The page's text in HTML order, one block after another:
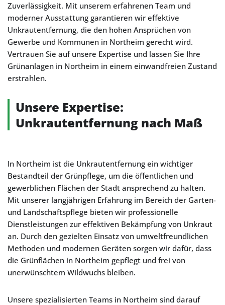
Zuverlässigkeit. Mit unserem erfahrenen Team und
moderner Ausstattung garantieren wir effektive
Unkrautentfernung, die den hohen Ansprüchen von
Gewerbe und Kommunen in Northeim gerecht wird.
Vertrauen Sie auf unsere Expertise und lassen Sie Ihre
Grünanlagen in Northeim in einem einwandfreien Zustand
erstrahlen.
Unsere Expertise:
Unkrautentfernung nach Maß
In Northeim ist die Unkrautentfernung ein wichtiger
Bestandteil der Grünpflege, um die öffentlichen und
gewerblichen Flächen der Stadt ansprechend zu halten.
Mit unserer langjährigen Erfahrung im Bereich der Garten-
und Landschaftspflege bieten wir professionelle
Dienstleistungen zur effektiven Bekämpfung von Unkraut
an. Durch den gezielten Einsatz von umweltfreundlichen
Methoden und modernen Geräten sorgen wir dafür, dass
die Grünflächen in Northeim gepflegt und frei von
unerwünschtem Wildwuchs bleiben.
Unsere spezialisierten Teams in Northeim sind darauf